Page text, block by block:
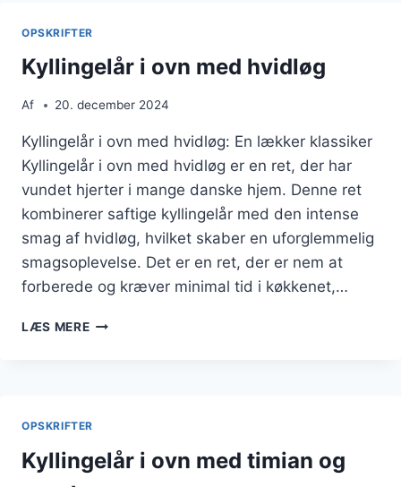
RIS
OPSKRIFTER
Kyllingelår i ovn med hvidløg
Af 20. december 2024
Kyllingelår i ovn med hvidløg: En lækker klassiker
Kyllingelår i ovn med hvidløg er en ret, der har
vundet hjerter i mange danske hjem. Denne ret
kombinerer saftige kyllingelår med den intense
smag af hvidløg, hvilket skaber en uforglemmelig
smagsoplevelse. Det er en ret, der er nem at
forberede og kræver minimal tid i køkkenet,…
LÆS MEREKYLLINGELÅR
OPSKRIFTER
Kyllingelår i ovn med timian og